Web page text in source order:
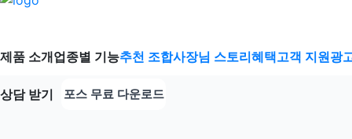
제품 소개업종별 기능추천 조합사장님 스토리혜택고객 지원광
상담 받기 포스 무료 다운로드